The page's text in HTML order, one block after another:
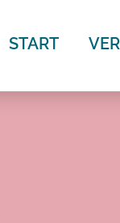
NAVIGATION
START